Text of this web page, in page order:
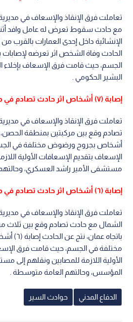
تعاملت فرق الإنقاذ والإسعاف في
مع حادث سقوط تعرض له عامل وافد
الإنشائية داخل إحدى العمارات بالقرب
الحادث وفاة الشخص اثر تعرضه لإصابات
الجسم، حيث قامت فرق الإسعاف
البشير الحكومي .
إصابة (٧) أشخاص اثر حادث تصادم في محافظة اربد
تعاملت فرق الإنقاذ والإسعاف في
أشخاص بجروح ورضوض مختلفة في
الإسعاف بتقديم الإسعافات الأولية
مستشفى الأمير راشد العسكري،
إصابة (٦) أشخاص اثر حادث تصادم في محافظة جرش
تعاملت فرق الإنقاذ والإسعاف في
الشمال مع حادث تصادم وقع بين ثلاث
باتجاه
مختلفة في الجسم، حيث قامت فرق
الأولية اللازمة للمصابين ونقلهم إلى
المؤسس، وحالتهم العامة متوسطة .
الدفاع المدني حوادث السير